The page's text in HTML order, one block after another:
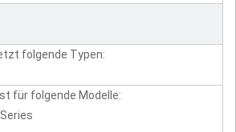
folgende Typen:
für folgende Modelle: